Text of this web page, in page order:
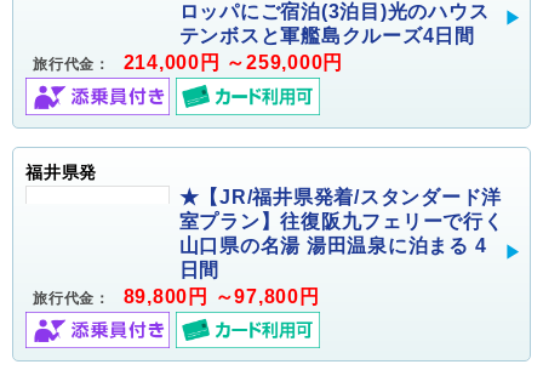
ロッパにご宿泊(3泊目)光のハウス
テンボスと軍艦島クルーズ4日間
旅行代金： 214,000円 ～259,000円
福井県発
★【JR/福井県発着/スタンダード洋
室プラン】往復阪九フェリーで行く
山口県の名湯 湯田温泉に泊まる 4
日間
旅行代金： 89,800円 ～97,800円